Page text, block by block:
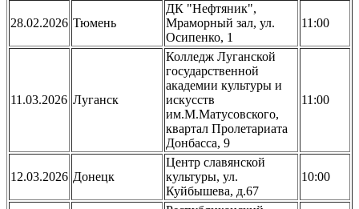
28.02.2026 Тюмень
ДК "Нефтяник",
Мраморный зал, ул.
Осипенко, 1
11:00
11.03.2026 Луганск
Колледж Луганской
государственной
академии культуры и
искусств
им.М.Матусовского,
квартал Пролетариата
Донбасса, 9
11:00
12.03.2026 Донецк
Центр славянской
культуры, ул.
Куйбышева, д.67
10:00